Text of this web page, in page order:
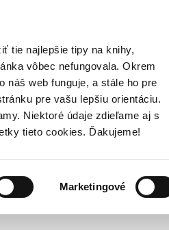
tie najlepšie tipy na knihy,
vôbec nefungovala. Okrem
web funguje, a stále ho pre
pre vašu lepšiu orientáciu.
Niektoré údaje zdieľame aj s
tieto cookies. Ďakujeme!
Marketingové